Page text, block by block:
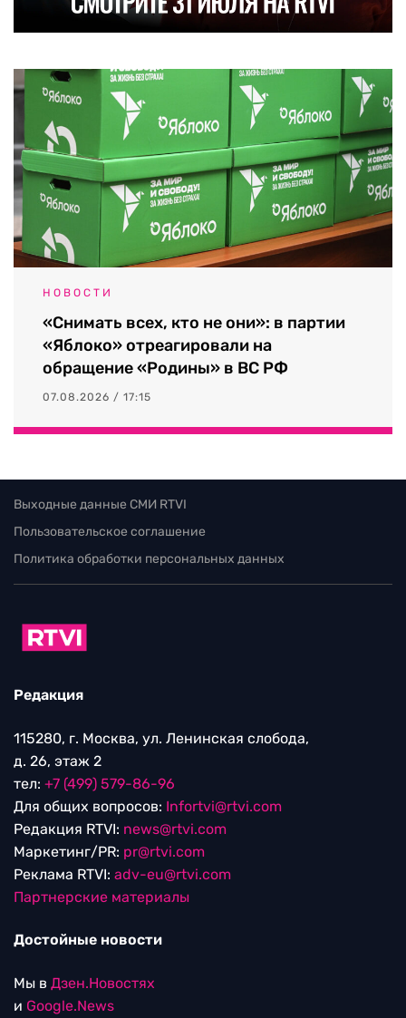
НОВОСТИ
«Снимать всех, кто не они»: в партии
«Яблоко» отреагировали на
обращение «Родины» в ВС РФ
07.08.2026 / 17:15
Выходные данные СМИ RTVI
Пользовательское соглашение
Политика обработки персональных данных
Редакция
115280, г. Москва, ул. Ленинская слобода,
д. 26, этаж 2
тел: +7 (499) 579-86-96
Для общих вопросов: Infortvi@rtvi.com
Редакция RTVI: news@rtvi.com
Маркетинг/PR: pr@rtvi.com
Реклама RTVI: adv-eu@rtvi.com
Партнерские материалы
Достойные новости
Мы в Дзен.Новостях
и Google.News